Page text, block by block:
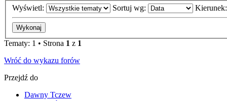
Wyświetl:
Sortuj wg:
Tematy: 1 • Strona 1 z 1
Wróć do wykazu forów
Przejdź do
Dawny Tczew